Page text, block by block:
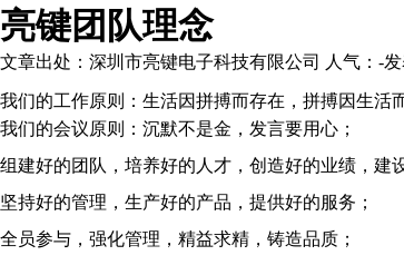
亮键团队理念
文章出处：深圳市亮键电子科技有限公司 人气： -
我们的工作原则：生活因拼搏而存在，拼搏因生活
我们的会议原则： 沉默不是金，发言要用心；
组建好的团队，培养好的人才，创造好的业绩，建
坚持好的管理，生产好的产品，提供好的服务；
全员参与，强化管理，精益求精，铸造品质；